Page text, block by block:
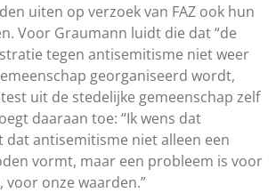
uiten op verzoek van FAZ ook hun
Voor Graumann luidt die dat “de
tegen antisemitisme niet weer
georganiseerd wordt,
uit de stedelijke gemeenschap zelf
daaraan toe: “Ik wens dat
antisemitisme niet alleen een
vormt, maar een probleem is voor
voor onze waarden.”